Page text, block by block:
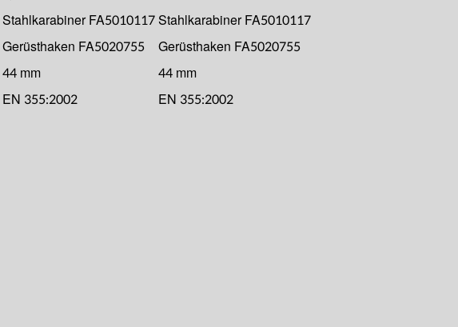
Stahlkarabiner FA5010117Stahlkarabiner FA5010117
Gerüsthaken FA5020755 Gerüsthaken FA5020755
44 mm
44 mm
EN 355:2002 EN 355:2002